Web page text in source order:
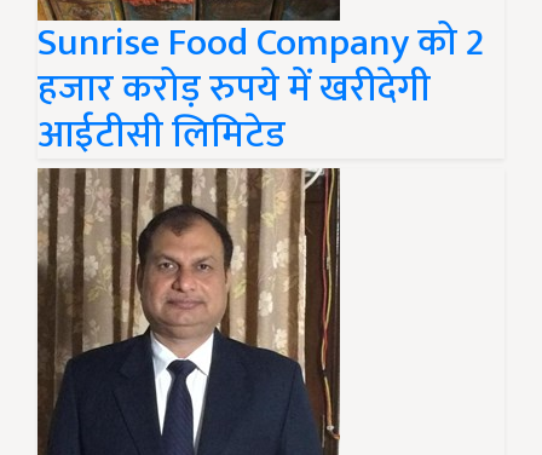
Sunrise Food Company को 2
हजार करोड़ रुपये में खरीदेगी
आईटीसी लिमिटेड